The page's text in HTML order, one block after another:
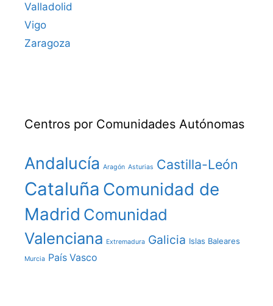
Valladolid
Vigo
Zaragoza
Centros por Comunidades Autónomas
Andalucía Aragón Asturias Castilla-León
Cataluña Comunidad de
Madrid Comunidad
Valenciana Extremadura Galicia Islas Baleares
Murcia País Vasco